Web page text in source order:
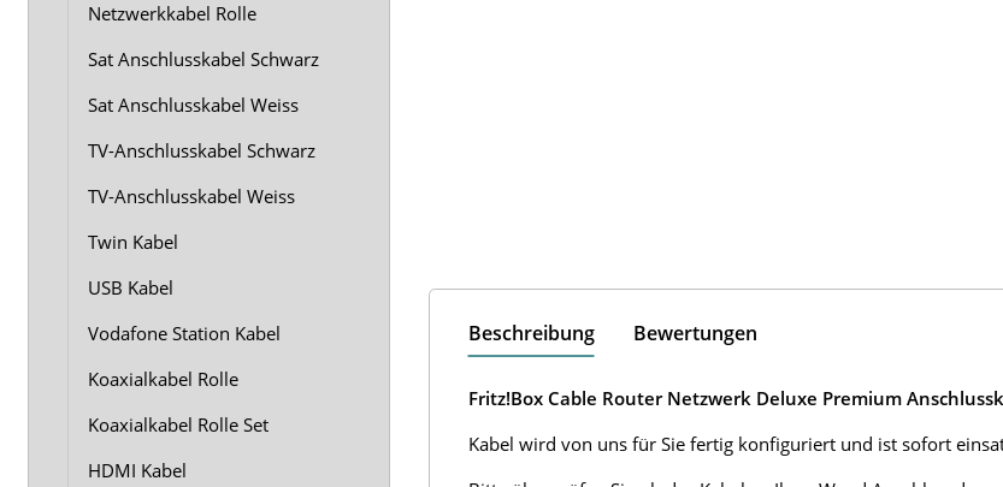
Beschreibung Bewertungen
Fritz!Box Cable Router Netzwerk Deluxe Premium
Kabel wird von uns für Sie fertig konfiguriert und ist sofort
Netzwerkkabel Rolle
Sat Anschlusskabel Schwarz
Sat Anschlusskabel Weiss
TV-Anschlusskabel Schwarz
TV-Anschlusskabel Weiss
Twin Kabel
USB Kabel
Vodafone Station Kabel
Koaxialkabel Rolle
Koaxialkabel Rolle Set
HDMI Kabel